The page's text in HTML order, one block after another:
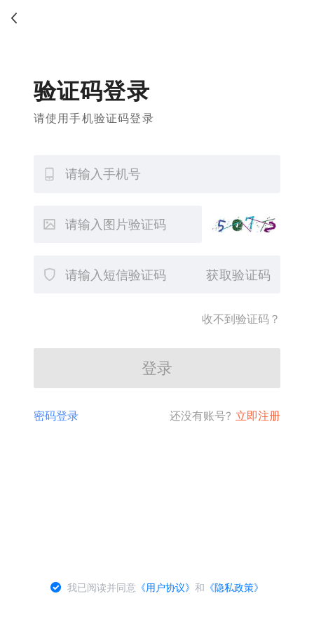
验证码登录
请使用手机验证码登录
获取验证码
收不到验证码？
登录
密码登录 还没有账号? 立即注册
我已阅读并同意 《用户协议》和 《隐私政策》